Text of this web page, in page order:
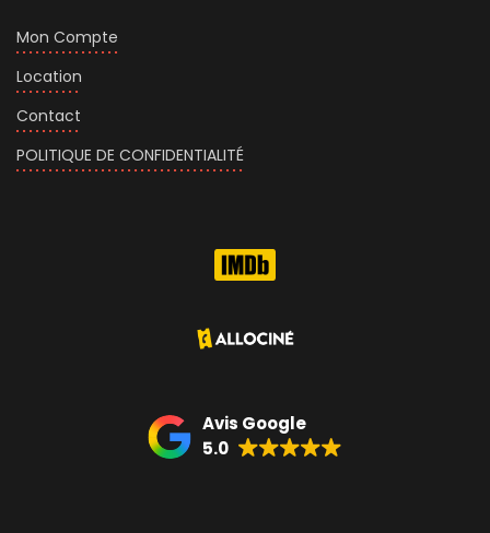
Mon Compte
Location
Contact
POLITIQUE DE CONFIDENTIALITÉ
Avis Google
5.0